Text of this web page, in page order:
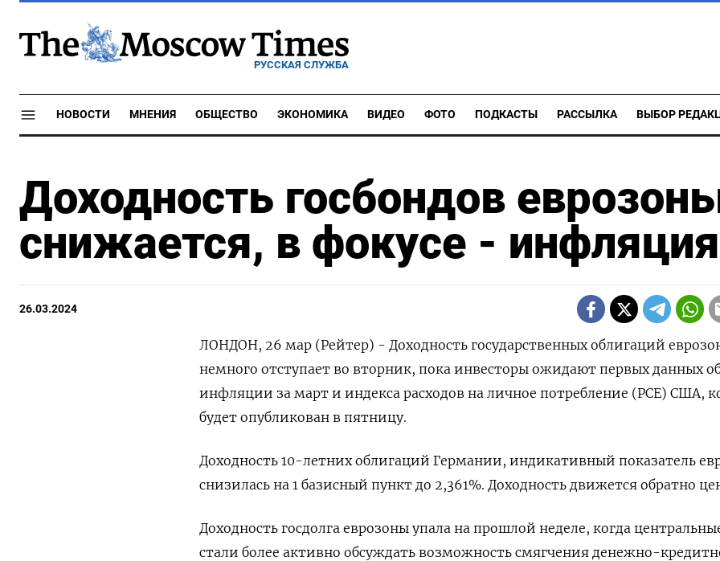
РУССКАЯ СЛУЖБА
НОВОСТИ МНЕНИЯ ОБЩЕСТВО ЭКОНОМИКА ВИДЕО ФОТО ПОДКАСТЫ РАССЫЛКА ВЫБОР
Доходность госбондов
снижается, в фокусе - инфляция
26.03.2024
ЛОНДОН, 26 мар (Рейтер) - Доходность государственных облигаций
немного отступает во вторник, пока инвесторы ожидают первых данных
инфляции за март и индекса расходов на личное потребление (PCE) США,
будет опубликован в пятницу.
Доходность 10-летних облигаций Германии, индикативный показатель
снизилась на 1 базисный пункт до 2,361%. Доходность движется обратно
Доходность госдолга еврозоны упала на прошлой неделе, когда
стали более активно обсуждать возможность смягчения денежно-